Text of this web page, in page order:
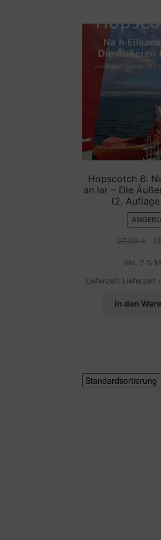
Hopscotch 8:
an lar – Die
(2.
27,90€
inkl. 7 %
Lieferzeit: Lieferzeit
In den